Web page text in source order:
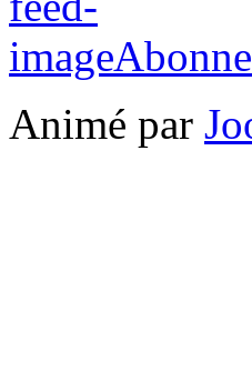
Animé par